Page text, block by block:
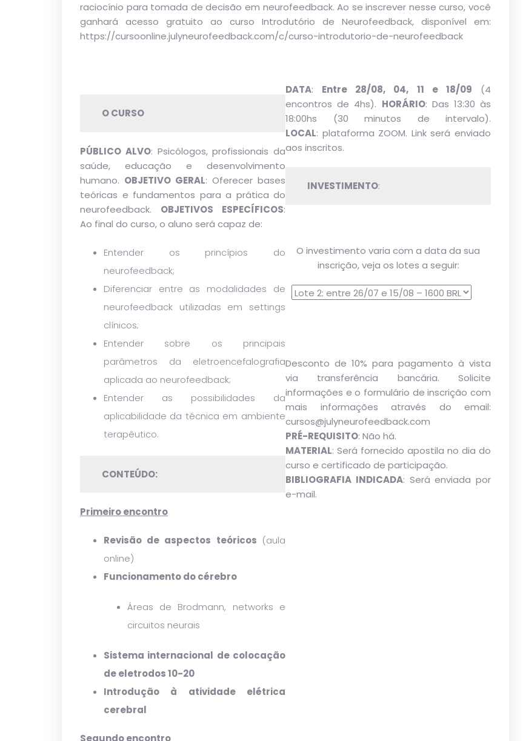
raciocínio para tomada de decisão em neurofeedback. Ao se inscrever nesse curso, você
ganhará acesso gratuito ao curso Introdutório de Neurofeedback, disponível em:
https://cursoonline.julyneurofeedback.com/c/curso-introdutorio-de-neurofeedback
O CURSO
PÚBLICO ALVO: Psicólogos, profissionais da
saúde, educação e desenvolvimento
humano. OBJETIVO GERAL: Oferecer bases
teóricas e fundamentos para a prática do
neurofeedback. OBJETIVOS ESPECÍFICOS:
Ao final do curso, o aluno será capaz de:
Entender os princípios do
neurofeedback;
Diferenciar entre as modalidades de
neurofeedback utilizadas em settings
clínicos;
Entender sobre os principais
parâmetros da eletroencefalografia
aplicada ao neurofeedback;
Entender as possibilidades da
aplicabilidade da técnica em ambiente
terapêutico.
CONTEÚDO:
Primeiro encontro
Revisão de aspectos teóricos (aula
online)
Funcionamento do cérebro
Áreas de Brodmann, networks e
circuitos neurais
Sistema internacional de colocação
de eletrodos 10-20
Introdução à atividade elétrica
cerebral
DATA: Entre 28/08, 04, 11 e 18/09 (4
encontros de 4hs). HORÁRIO: Das 13:30 às
18:00hs (30 minutos de intervalo).
LOCAL: plataforma ZOOM. Link será enviado
aos inscritos.
INVESTIMENTO:
O investimento varia com a data da sua
inscrição, veja os lotes a seguir:
Desconto de 10% para pagamento à vista
via transferência bancária. Solicite
informações e o formulário de inscrição com
mais informações através do email:
cursos@julyneurofeedback.com
PRÉ-REQUISITO: Não há.
MATERIAL: Será fornecido apostila no dia do
curso e certificado de participação.
BIBLIOGRAFIA INDICADA: Será enviada por
e-mail.